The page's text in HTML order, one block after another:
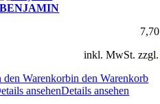
BENJAMIN
7,70
inkl. MwSt. zzgl.
den Warenkorbin den Warenkorb
ansehenDetails ansehen